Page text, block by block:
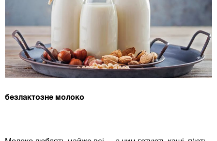
безлактозне молоко